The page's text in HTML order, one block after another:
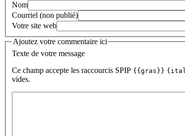
Nom
Courriel (non publié)
Votre site web
Ajoutez votre commentaire ici
Texte de votre message
Ce champ accepte les raccourcis SPIP {{gras}}
vides.